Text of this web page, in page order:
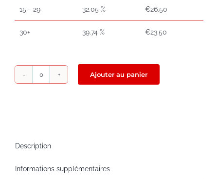
15 - 29 32.05 % €26.50
30+ 39.74 % €23.50
quantité
Ajouter au panier
Description
Informations supplémentaires